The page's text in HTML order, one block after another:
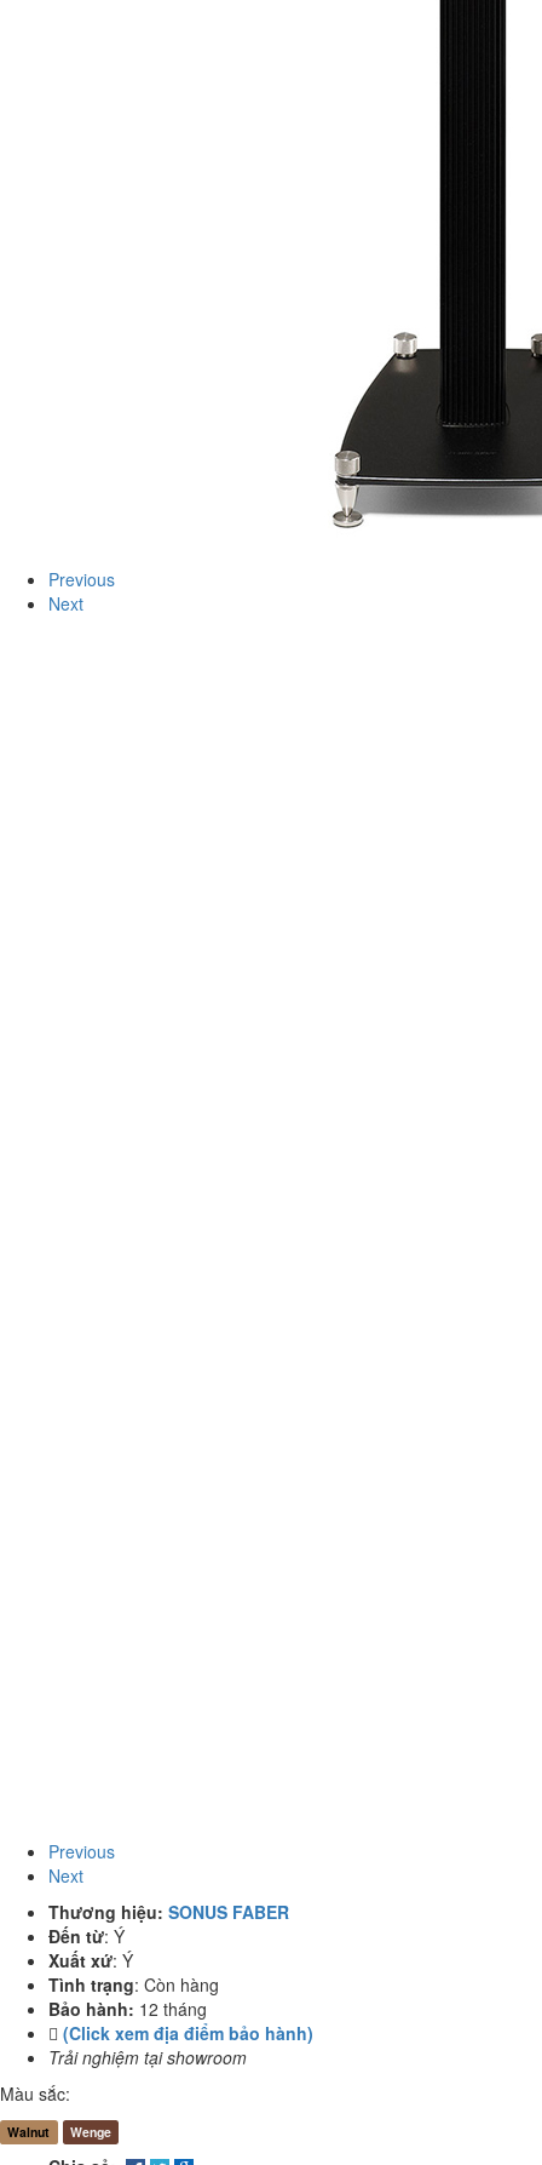
Previous
Next
Previous
Next
Thương hiệu: SONUS FABER
Đến từ: Ý
Xuất xứ: Ý
Tình trạng: Còn hàng
Bảo hành: 12 tháng
(Click xem địa điểm bảo hành)
Trải nghiệm tại showroom
Màu sắc:
Walnut Wenge